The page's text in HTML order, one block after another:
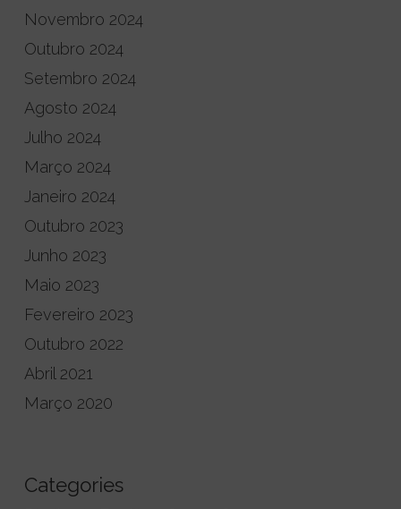
Novembro 2024
Outubro 2024
Setembro 2024
Agosto 2024
Julho 2024
Março 2024
Janeiro 2024
Outubro 2023
Junho 2023
Maio 2023
Fevereiro 2023
Outubro 2022
Abril 2021
Março 2020
Categories